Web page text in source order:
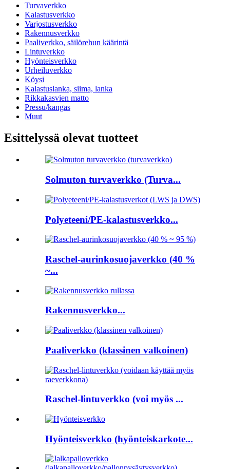
Turvaverkko
Kalastusverkko
Varjostusverkko
Rakennusverkko
Paaliverkko, säilörehun käärintä
Lintuverkko
Hyönteisverkko
Urheiluverkko
Köysi
Kalastuslanka, siima, lanka
Rikkakasvien matto
Pressu/kangas
Muut
Esittelyssä olevat tuotteet
Solmuton turvaverkko (Turva...
Polyeteeni/PE-kalastusverkko...
Raschel-aurinkosuojaverkko (40 %
~...
Rakennusverkko...
Paaliverkko (klassinen valkoinen)
Raschel-lintuverkko (voi myös ...
Hyönteisverkko (hyönteiskarkote...